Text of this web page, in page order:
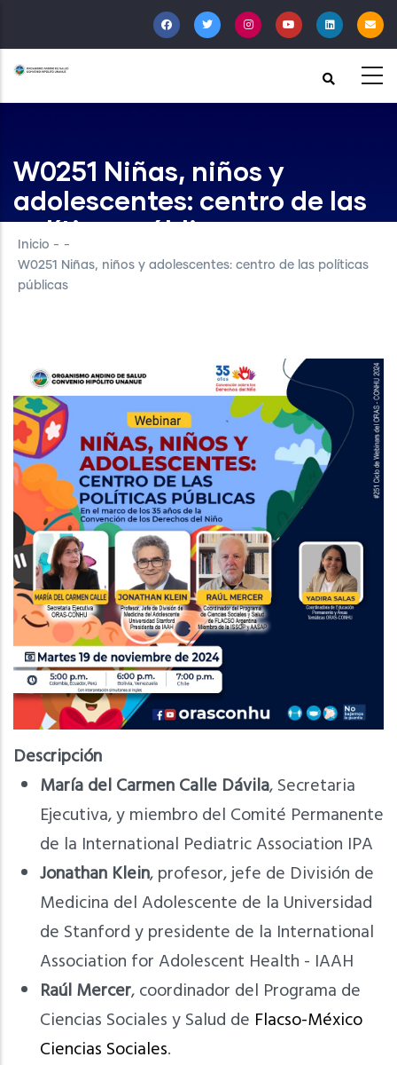
al
contenido
principal
W0251 Niñas, niños y
adolescentes: centro de las
políticas públicas
Inicio - -
W0251 Niñas, niños y adolescentes: centro de las políticas
públicas
Descripción
María del Carmen Calle Dávila, Secretaria
Ejecutiva, y miembro del Comité Permanente
de la International Pediatric Association IPA
Jonathan Klein, profesor, jefe de División de
Medicina del Adolescente de la Universidad
de Stanford y presidente de la International
Association for Adolescent Health - IAAH
Raúl Mercer, coordinador del Programa de
Ciencias Sociales y Salud de Flacso-México
Ciencias Sociales.